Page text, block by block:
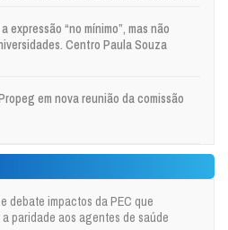
expressão “no mínimo”, mas não
Centro Paula Souza
em nova reunião da comissão